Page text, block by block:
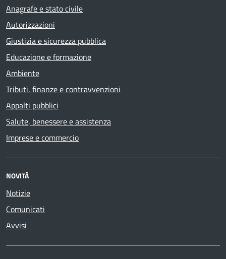
Anagrafe e stato civile
Autorizzazioni
Giustizia e sicurezza pubblica
Educazione e formazione
Ambiente
Tributi, finanze e contravvenzioni
Appalti pubblici
Salute, benessere e assistenza
Imprese e commercio
NOVITÀ
Notizie
Comunicati
Avvisi